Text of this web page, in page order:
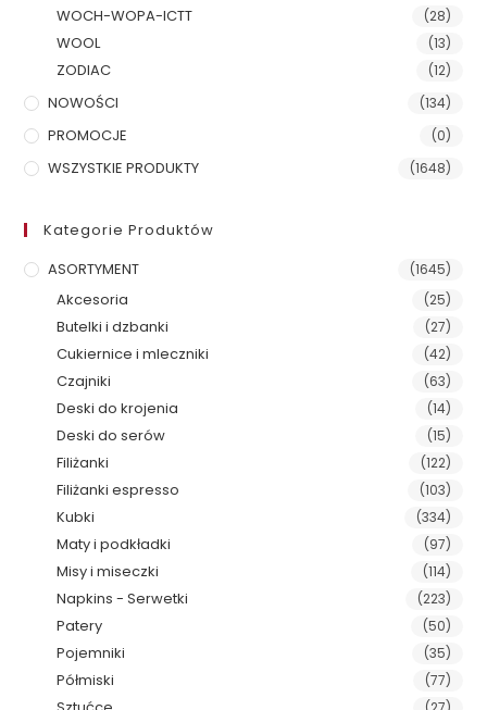
WOCH-WOPA-ICTT (28)
WOOL (13)
ZODIAC (12)
NOWOŚCI (134)
PROMOCJE (0)
WSZYSTKIE PRODUKTY (1648)
Kategorie Produktów
ASORTYMENT
(1645)
Akcesoria (25)
Butelki i dzbanki (27)
Cukiernice i mleczniki (42)
Czajniki (63)
Deski do krojenia (14)
Deski do serów (15)
Filiżanki (122)
Filiżanki espresso (103)
Kubki (334)
Maty i podkładki (97)
Misy i miseczki (114)
Napkins - Serwetki (223)
Patery (50)
Pojemniki (35)
Półmiski (77)